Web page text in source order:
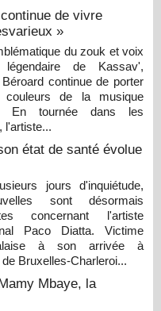
de vivre
»
du zouk et voix
légendaire de Kassav',
continue de porter
couleurs de la musique
En tournée dans les
l'artiste...
état de santé évolue
jours d'inquiétude,
sont désormais
concernant l'artiste
Paco Diatta. Victime
à son arrivée à
Bruxelles-Charleroi...
Mbaye, la